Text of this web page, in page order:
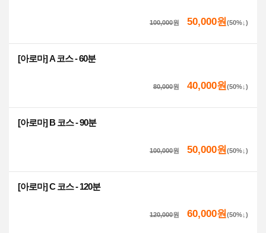
100,000원 50,000원 (50%↓)
[아로마] A 코스 - 60분
80,000원 40,000원 (50%↓)
[아로마] B 코스 - 90분
100,000원 50,000원 (50%↓)
[아로마] C 코스 - 120분
120,000원 60,000원 (50%↓)